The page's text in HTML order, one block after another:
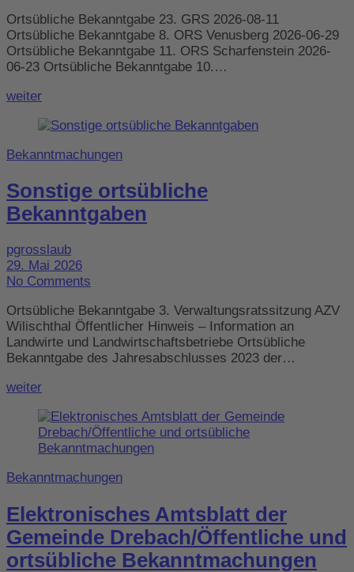
Ortsübliche Bekanntgabe 23. GRS 2026-08-11
Ortsübliche Bekanntgabe 8. ORS Venusberg 2026-06-29
Ortsübliche Bekanntgabe 11. ORS Scharfenstein 2026-
06-23 Ortsübliche Bekanntgabe 10.…
weiter
Bekanntmachungen
Sonstige ortsübliche
Bekanntgaben
pgrosslaub
29. Mai 2026
No Comments
Ortsübliche Bekanntgabe 3. Verwaltungsratssitzung AZV
Wilischthal Öffentlicher Hinweis – Information an
Landwirte und Landwirtschaftsbetriebe Ortsübliche
Bekanntgabe des Jahresabschlusses 2023 der…
weiter
Bekanntmachungen
Elektronisches Amtsblatt der
Gemeinde Drebach/Öffentliche und
ortsübliche Bekanntmachungen